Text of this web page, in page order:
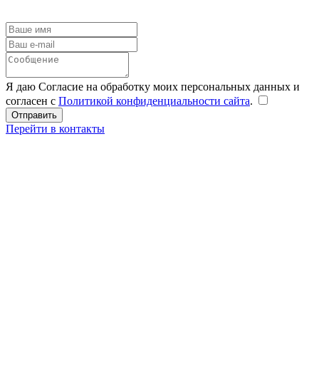
Я даю Согласие на обработку моих персональных данных и
согласен с Политикой конфиденциальности сайта.
Перейти в контакты